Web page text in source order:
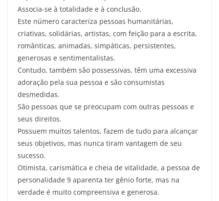
Associa-se à totalidade e à conclusão.
Este número caracteriza pessoas humanitárias,
criativas, solidárias, artistas, com feição para a escrita,
românticas, animadas, simpáticas, persistentes,
generosas e sentimentalistas.
Contudo, também são possessivas, têm uma excessiva
adoração pela sua pessoa e são consumistas
desmedidas.
São pessoas que se preocupam com outras pessoas e
seus direitos.
Possuem muitos talentos, fazem de tudo para alcançar
seus objetivos, mas nunca tiram vantagem de seu
sucesso.
Otimista, carismática e cheia de vitalidade, a pessoa de
personalidade 9 aparenta ter gênio forte, mas na
verdade é muito compreensiva e generosa.